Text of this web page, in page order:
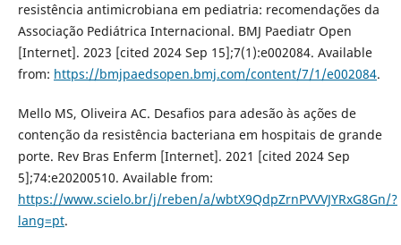
resistência antimicrobiana em pediatria: recomendações da
Associação Pediátrica Internacional. BMJ Paediatr Open
[Internet]. 2023 [cited 2024 Sep 15];7(1):e002084. Available
from: https://bmjpaedsopen.bmj.com/content/7/1/e002084.
Mello MS, Oliveira AC. Desafios para adesão às ações de
contenção da resistência bacteriana em hospitais de grande
porte. Rev Bras Enferm [Internet]. 2021 [cited 2024 Sep
5];74:e20200510. Available from:
https://www.scielo.br/j/reben/a/wbtX9QdpZrnPVVVJYRxG8Gn/?
lang=pt.